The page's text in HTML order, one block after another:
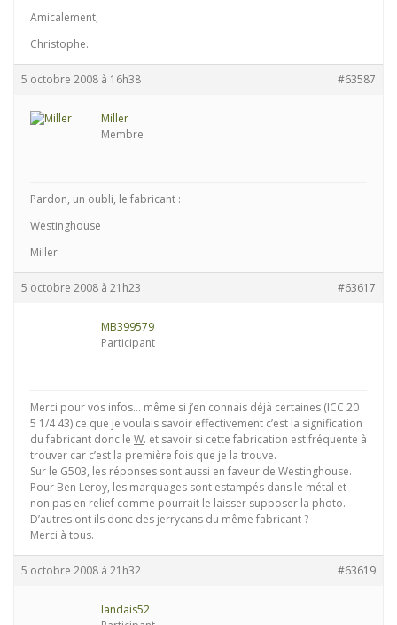
Amicalement,
Christophe.
5 octobre 2008 à 16h38 #63587
Miller
Membre
Pardon, un oubli, le fabricant :
Westinghouse
Miller
5 octobre 2008 à 21h23 #63617
MB399579
Participant
Merci pour vos infos… même si j’en connais déjà certaines (ICC 20
5 1/4 43) ce que je voulais savoir effectivement c’est la signification
du fabricant donc le W. et savoir si cette fabrication est fréquente à
trouver car c’est la première fois que je la trouve.
Sur le G503, les réponses sont aussi en faveur de Westinghouse.
Pour Ben Leroy, les marquages sont estampés dans le métal et
non pas en relief comme pourrait le laisser supposer la photo.
D’autres ont ils donc des jerrycans du même fabricant ?
Merci à tous.
5 octobre 2008 à 21h32 #63619
landais52